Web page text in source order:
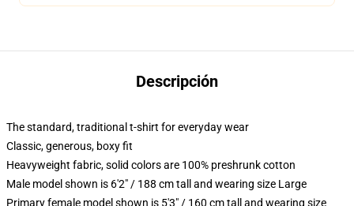
Descripción
The standard, traditional t-shirt for everyday wear
Classic, generous, boxy fit
Heavyweight fabric, solid colors are 100% preshrunk cotton
Male model shown is 6'2" / 188 cm tall and wearing size Large
Primary female model shown is 5'3" / 160 cm tall and wearing size